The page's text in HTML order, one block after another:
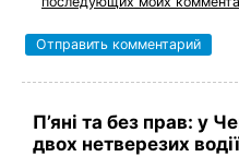
П’яні та без прав: у
двох нетверезих